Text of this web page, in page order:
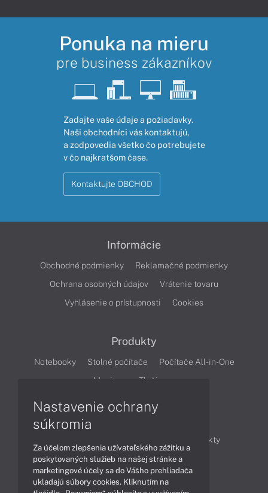
Ponuka na mieru
pre business zákazníkov
Zadajte vaše údaje a požiadavky.
Naši obchodníci vás kontaktujú,
a zodpovedia všetko čo potrebujete
v čo najkratšom čase.
Kontaktujte OBCHOD
Informácie
Obchodné podmienky
Reklamačné podmienky
Ochrana osobných údajov
Vrátenie tovaru
Vyhlásenie o prístupnosti
Cookies
Produkty
Notebooky Stolné počítače
Počítače All-in-One
Monitory
Tlačiarne
Produkty
Technológie
Videá
Nastavenie ochrany
súkromia
Za účelom zlepšenia užívateľského zážitku a
poskytovaných služieb na našej stránke a
marketingové účely sa do Vášho prehliadača
ukladajú súbory cookies. Kliknutím na